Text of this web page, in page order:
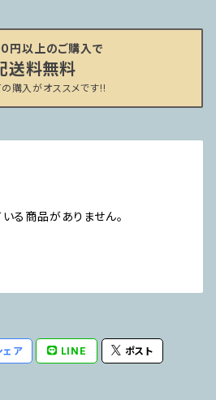
以上のご購入で
送料無料
の購入がオススメです!!
る商品がありません。
ェア LINE ポスト